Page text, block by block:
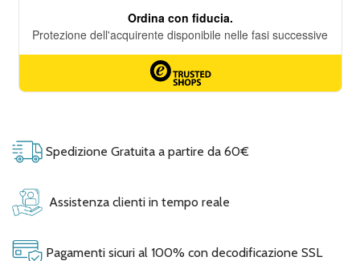
Spedizione Gratuita a partire da 60€
Assistenza clienti in tempo reale
Pagamenti sicuri al 100% con decodificazione SSL